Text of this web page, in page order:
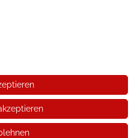
GmbH. Alle Rechte
Lieferkosten und
Sie bitte der